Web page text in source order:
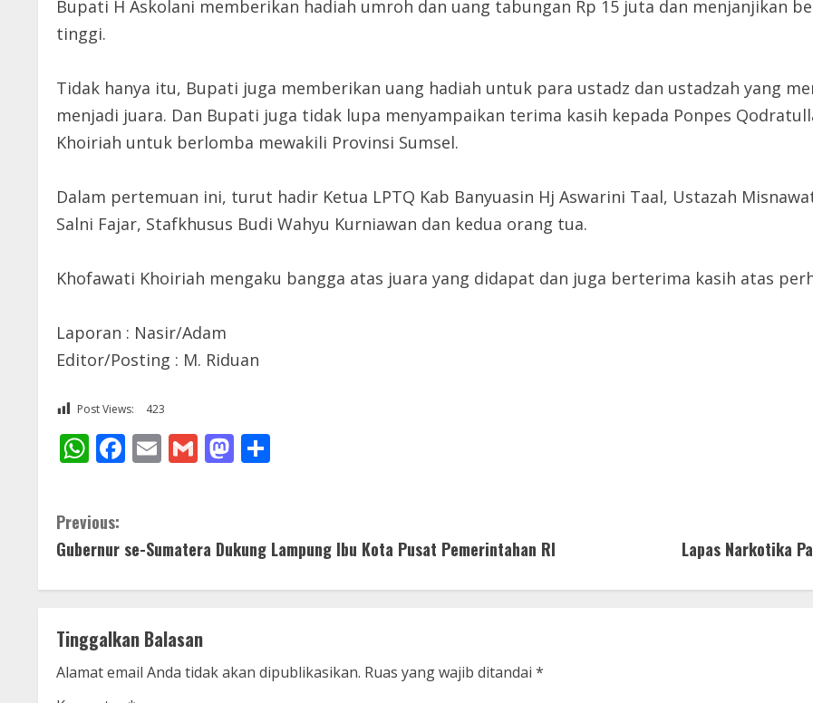
Bupati H Askolani memberikan hadiah umroh dan uang tabungan Rp 15 juta dan menjanjikan
tinggi.
Tidak hanya itu, Bupati juga memberikan uang hadiah untuk para ustadz dan ustadzah yang
menjadi juara. Dan Bupati juga tidak lupa menyampaikan terima kasih kepada Ponpes
Khoiriah untuk berlomba mewakili Provinsi Sumsel.
Dalam pertemuan ini, turut hadir Ketua LPTQ Kab Banyuasin Hj Aswarini Taal, Ustazah
Salni Fajar, Stafkhusus Budi Wahyu Kurniawan dan kedua orang tua.
Khofawati Khoiriah mengaku bangga atas juara yang didapat dan juga berterima kasih atas
Laporan : Nasir/Adam
Editor/Posting : M. Riduan
Post Views: 423
WhatsApp
Facebook
EmailGmailMastodon
C
o
n
t
i
Previous:
Gubernur se-Sumatera Dukung Lampung Ibu Kota Pusat Pemerintahan RI
Lapas Narkotika
Tinggalkan Balasan
Alamat email Anda tidak akan dipublikasikan. Ruas yang wajib ditandai *